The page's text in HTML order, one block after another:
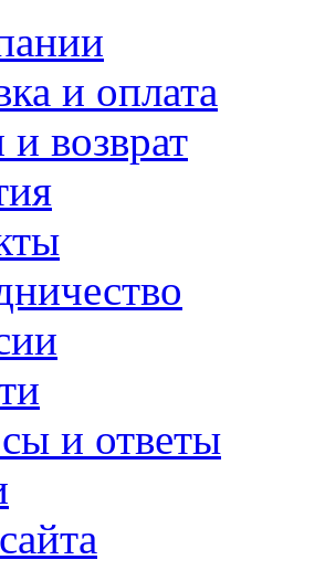
и оплата
возврат
и ответы